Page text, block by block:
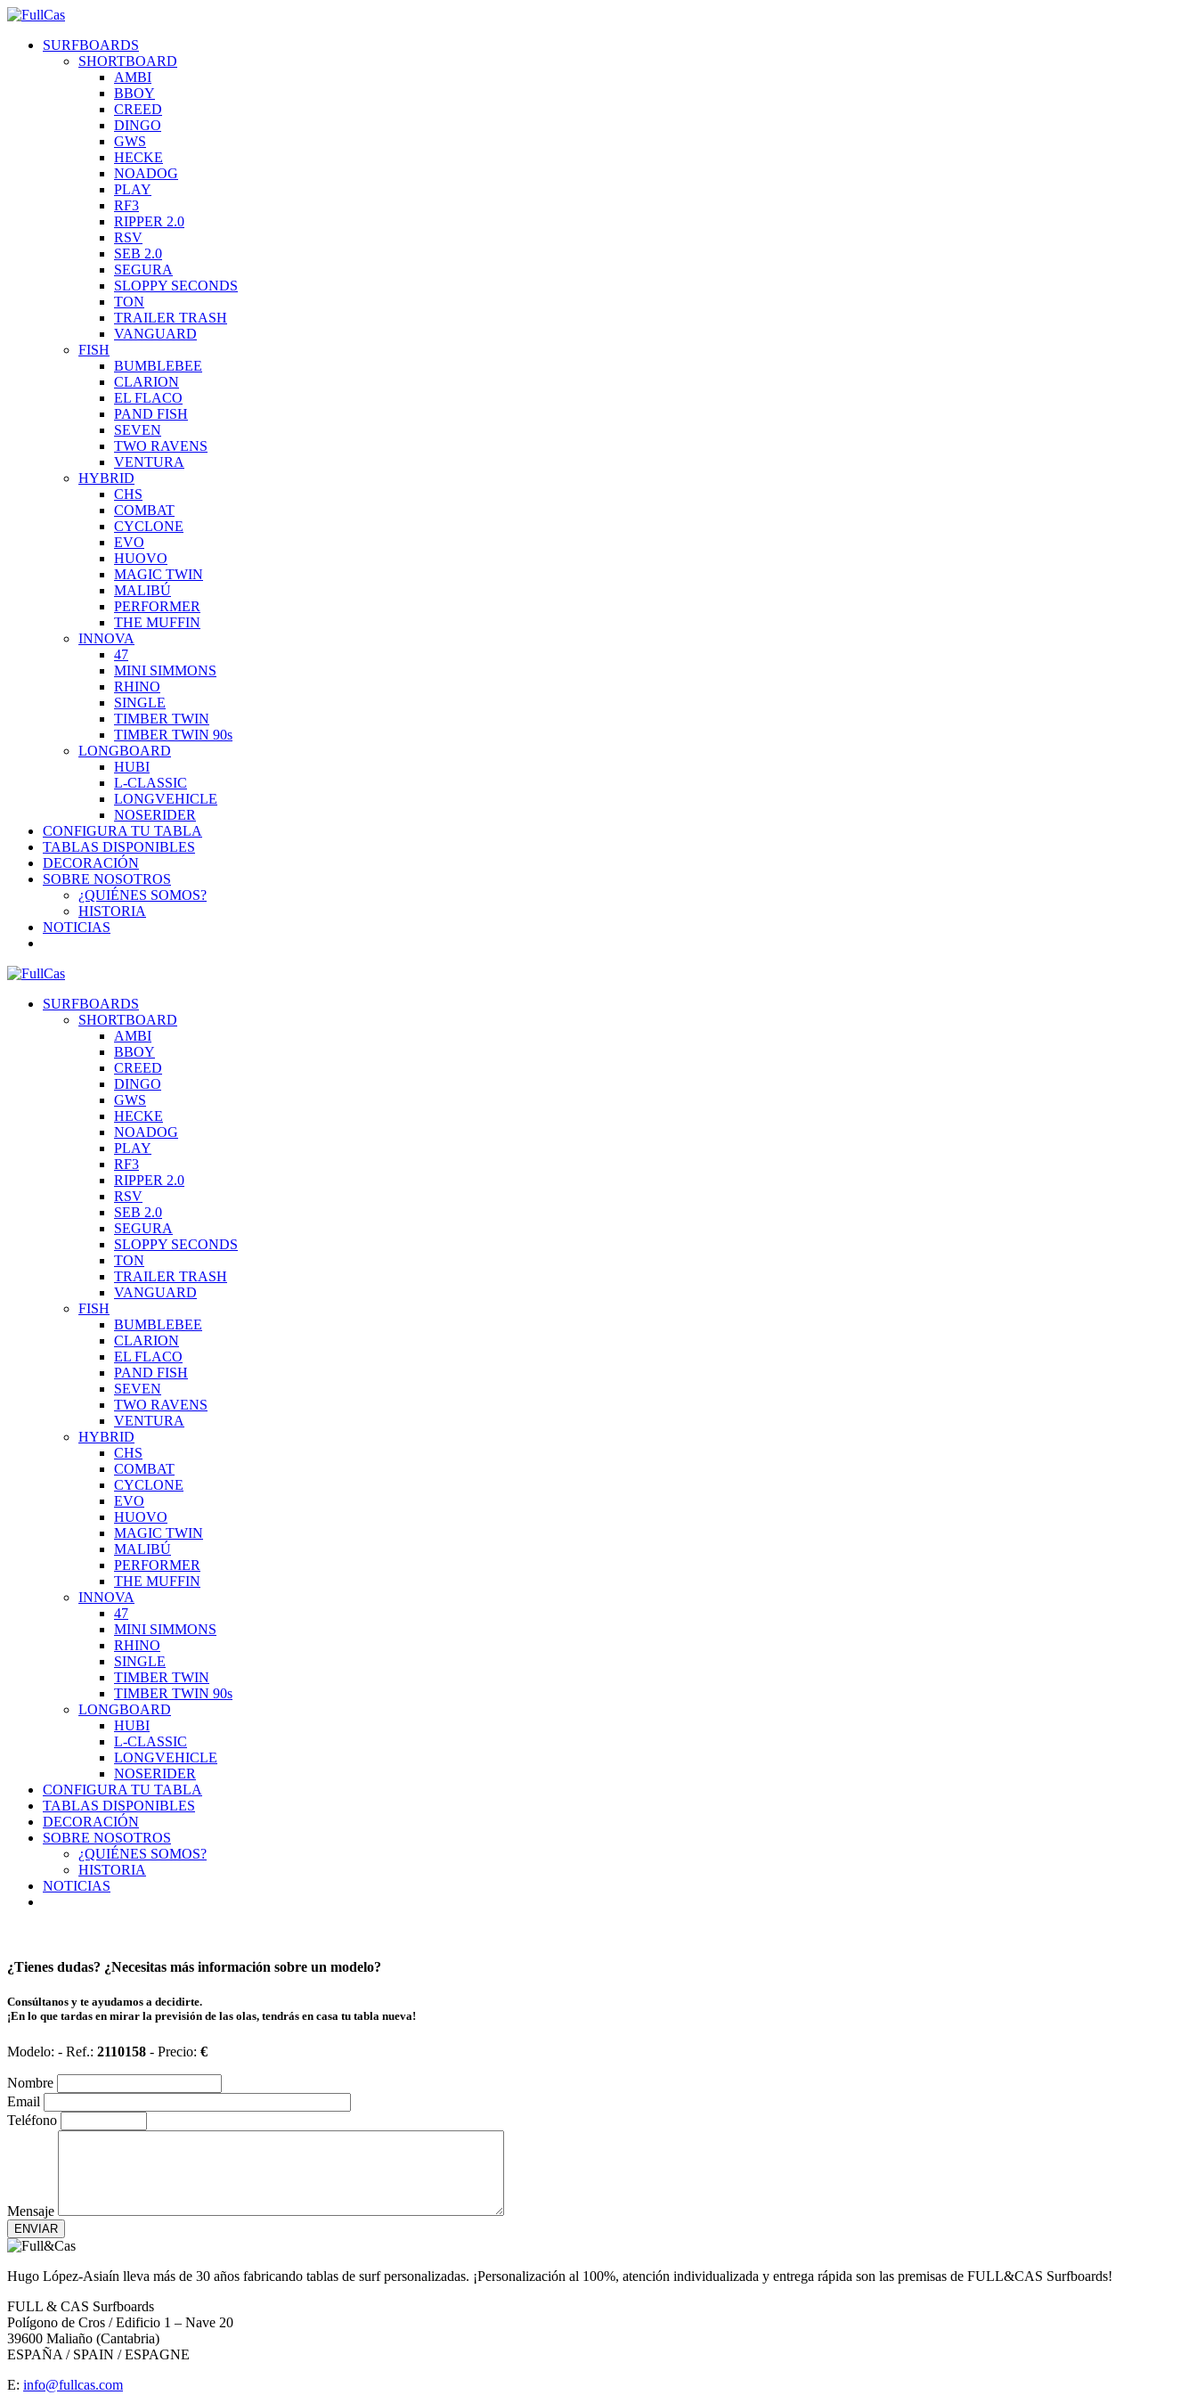
SURFBOARDS
SHORTBOARD
AMBI
BBOY
CREED
DINGO
GWS
HECKE
NOADOG
PLAY
RF3
RIPPER 2.0
RSV
SEB 2.0
SEGURA
SLOPPY SECONDS
TON
TRAILER TRASH
VANGUARD
FISH
BUMBLEBEE
CLARION
EL FLACO
PAND FISH
SEVEN
TWO RAVENS
VENTURA
HYBRID
CHS
COMBAT
CYCLONE
EVO
HUOVO
MAGIC TWIN
MALIBÚ
PERFORMER
THE MUFFIN
INNOVA
47
MINI SIMMONS
RHINO
SINGLE
TIMBER TWIN
TIMBER TWIN 90s
LONGBOARD
HUBI
L-CLASSIC
LONGVEHICLE
NOSERIDER
CONFIGURA TU TABLA
TABLAS DISPONIBLES
DECORACIÓN
SOBRE NOSOTROS
¿QUIÉNES SOMOS?
HISTORIA
NOTICIAS
SURFBOARDS
SHORTBOARD
AMBI
BBOY
CREED
DINGO
GWS
HECKE
NOADOG
PLAY
RF3
RIPPER 2.0
RSV
SEB 2.0
SEGURA
SLOPPY SECONDS
TON
TRAILER TRASH
VANGUARD
FISH
BUMBLEBEE
CLARION
EL FLACO
PAND FISH
SEVEN
TWO RAVENS
VENTURA
HYBRID
CHS
COMBAT
CYCLONE
EVO
HUOVO
MAGIC TWIN
MALIBÚ
PERFORMER
THE MUFFIN
INNOVA
47
MINI SIMMONS
RHINO
SINGLE
TIMBER TWIN
TIMBER TWIN 90s
LONGBOARD
HUBI
L-CLASSIC
LONGVEHICLE
NOSERIDER
CONFIGURA TU TABLA
TABLAS DISPONIBLES
DECORACIÓN
SOBRE NOSOTROS
¿QUIÉNES SOMOS?
HISTORIA
NOTICIAS
¿Tienes dudas? ¿Necesitas más información sobre un modelo?
Consúltanos y te ayudamos a decidirte.
¡En lo que tardas en mirar la previsión de las olas, tendrás en casa tu tabla nueva!
Modelo: - Ref.: 2110158 - Precio: €
Nombre
Email
Teléfono
Mensaje
ENVIAR
Hugo López-Asiaín lleva más de 30 años fabricando tablas de surf personalizadas. ¡Personalización al 100%, atención individualizada y entrega rápida son las premisas de FULL&CAS Surfboards!
FULL & CAS Surfboards
Polígono de Cros / Edificio 1 – Nave 20
39600 Maliaño (Cantabria)
ESPAÑA / SPAIN / ESPAGNE
E: info@fullcas.com